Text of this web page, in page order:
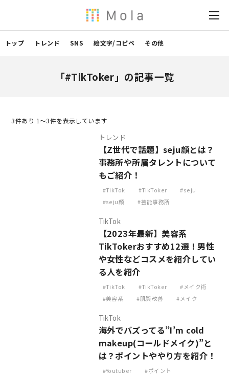
トップ トレンド SNS 絵文字/コピペ その他
「#TikToker」の記事一覧
3件あり 1〜3件を表示しています
トレンド
【Z世代で話題】seju顔とは？
事務所や所属タレントについて
もご紹介！
TikTok TikToker
seju
seju顔
芸能事務所
TikTok
【2023年最新】美容系
TikTokerおすすめ12選！男性
や女性などコスメを紹介してい
る人を紹介
TikTok TikToker
メイク術
美容系
肌質改善 メイク
TikTok
海外でバズってる”I’m cold
makeup(コールドメイク)”と
は？ポイントややり方を紹介！
Youtuber
ポイント